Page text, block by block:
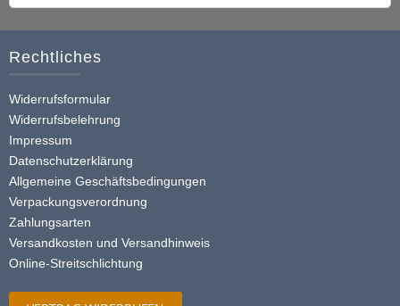
Rechtliches
Widerrufsformular
Widerrufsbelehrung
Impressum
Datenschutzerklärung
Allgemeine Geschäftsbedingungen
Verpackungsverordnung
Zahlungsarten
Versandkosten und Versandhinweis
Online-Streitschlichtung